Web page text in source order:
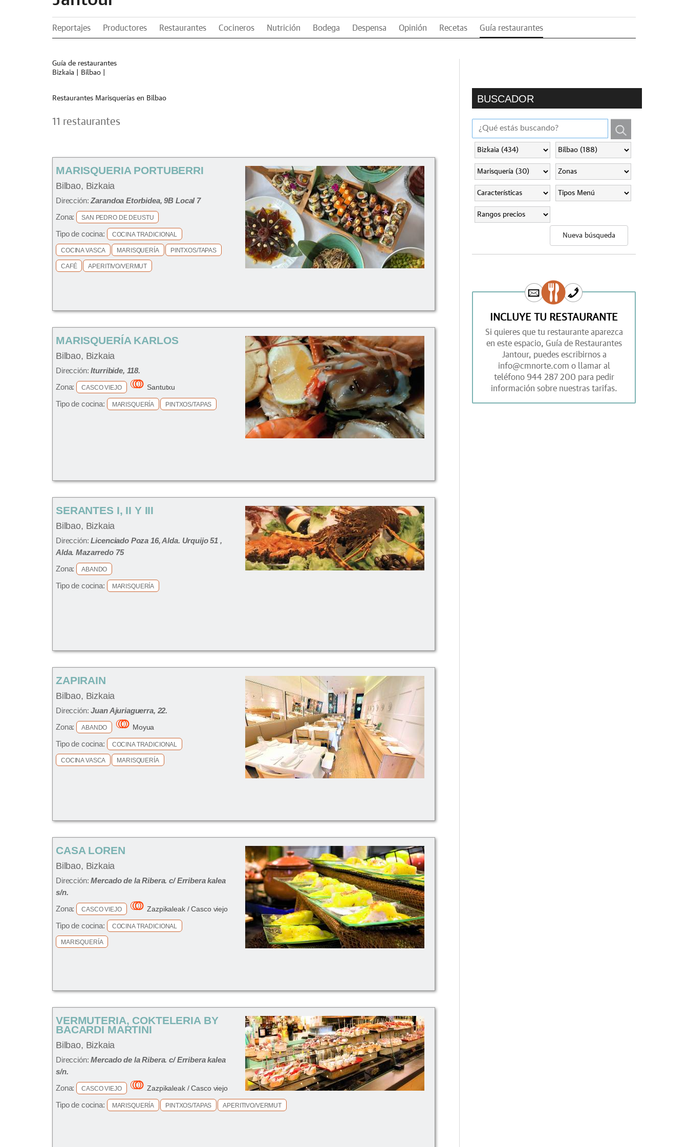
Reportajes Productores Restaurantes Cocineros Nutrición Bodega Despensa Opinión Recetas Guía restaurantes
Guía de restaurantes
Bizkaia
Bilbao
Restaurantes Marisquerías en Bilbao
11 restaurantes
MARISQUERIA PORTUBERRI
Bilbao, Bizkaia
Dirección:Zarandoa Etorbidea, 9B Local 7
Zona:
SAN PEDRO DE DEUSTU
Tipo de cocina: COCINA TRADICIONAL
COCINA VASCA MARISQUERÍA PINTXOS/TAPAS
CAFÉ APERITIVO/VERMUT
MARISQUERÍA KARLOS
Bilbao, Bizkaia
Dirección:Iturribide, 118.
Zona:
CASCO VIEJO Santutxu
Tipo de cocina: MARISQUERÍA PINTXOS/TAPAS
SERANTES I, II Y III
Bilbao, Bizkaia
Dirección:Licenciado Poza 16, Alda. Urquijo 51 ,
Alda. Mazarredo 75
Zona:
ABANDO
Tipo de cocina: MARISQUERÍA
ZAPIRAIN
Bilbao, Bizkaia
Dirección:Juan Ajuriaguerra, 22.
Zona:
ABANDO Moyua
Tipo de cocina: COCINA TRADICIONAL
COCINA VASCA MARISQUERÍA
CASA LOREN
Bilbao, Bizkaia
Dirección:Mercado de la Ribera. c/ Erribera kalea
s/n.
Zona:
CASCO VIEJO Zazpikaleak / Casco viejo
Tipo de cocina: COCINA TRADICIONAL
MARISQUERÍA
VERMUTERIA, COKTELERIA BY
BACARDI MARTINI
Bilbao, Bizkaia
Dirección:Mercado de la Ribera. c/ Erribera kalea
s/n.
Zona:
CASCO VIEJO Zazpikaleak / Casco viejo
Tipo de cocina: MARISQUERÍA PINTXOS/TAPAS APERITIVO/VERMUT
BUSCADOR
Nueva búsqueda
INCLUYE TU RESTAURANTE
Si quieres que tu restaurante aparezca
en este espacio, Guía de Restaurantes
Jantour, puedes escribirnos a
info@cmnorte.com o llamar al
teléfono 944 287 200 para pedir
información sobre nuestras tarifas.